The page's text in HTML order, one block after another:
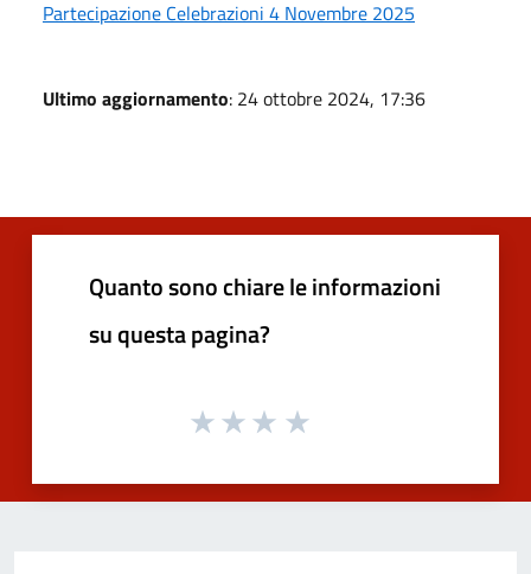
Partecipazione Celebrazioni 4 Novembre 2025
Ultimo aggiornamento: 24 ottobre 2024, 17:36
Quanto sono chiare le informazioni
su questa pagina?